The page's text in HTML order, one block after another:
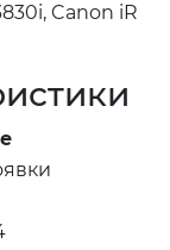
Canon iR